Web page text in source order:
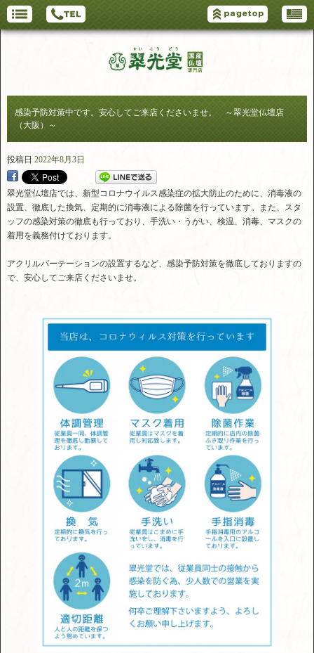
感染予防対策中です。安心してご来店くださいませ。 ～翠光堂仏壇店
（大阪）～
投稿日 2022年8月3日
翠光堂仏壇店では、新型コロナウイルス感染症の拡大防止のために、消毒液の
設置、徹底した換気、定期的に消毒液による除菌を行っています。また、スタ
ッフの感染対策の徹底も行っており、手洗い・うがい、検温、消毒、マスクの
着用を義務付けております。
アクリルパーテーションの設置するなど、感染予防対策を徹底しておりますの
で、安心してご来店くださいませ。